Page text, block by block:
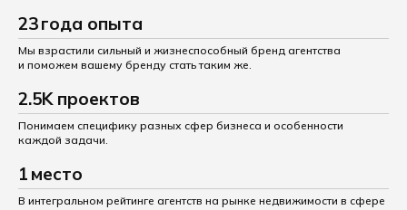
23года опыта
Мы взрастили сильный и жизнеспособный бренд агентства
и поможем вашему бренду стать таким же.
2.5K проектов
Понимаем специфику разных сфер бизнеса и особенности
каждой задачи.
1 место
В интегральном рейтинге агентств на рынке недвижимости в сфере